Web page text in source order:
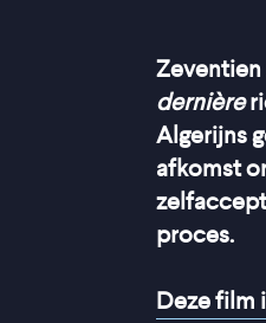
Zeventien
dernière
Algerijns
afkomst
proces.
Deze film